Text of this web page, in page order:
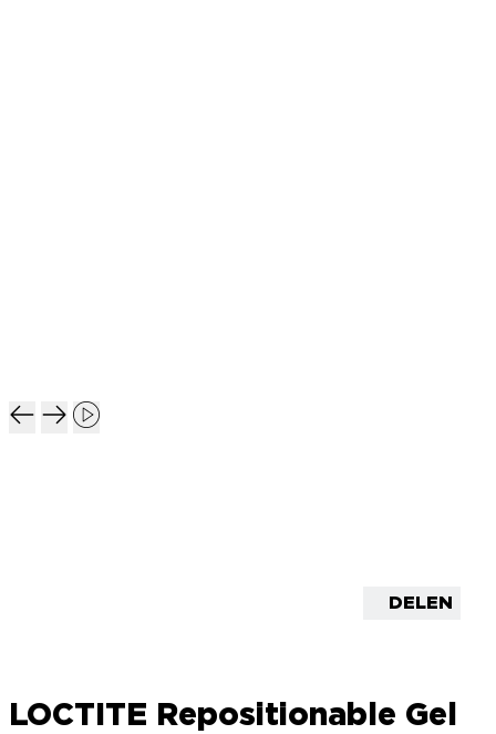
DELEN
LOCTITE Repositionable Gel